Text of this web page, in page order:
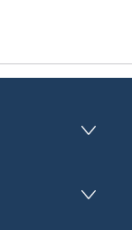
S
T
S